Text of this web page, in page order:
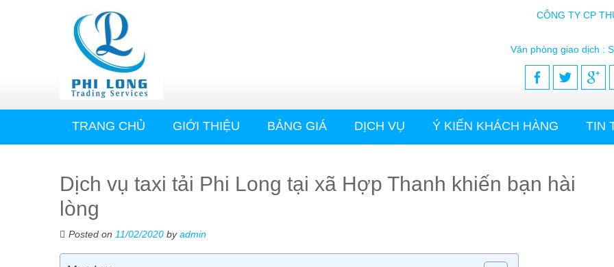
CÔNG TY CP
Văn phòng giao dịch :
TRANG CHỦ GIỚI THIỆU BẢNG GIÁ DỊCH VỤ Ý KIẾN KHÁCH HÀNG TIN
Dịch vụ taxi tải Phi Long tại xã Hợp Thanh khiến bạn hài
lòng
Posted on 11/02/2020 byadmin